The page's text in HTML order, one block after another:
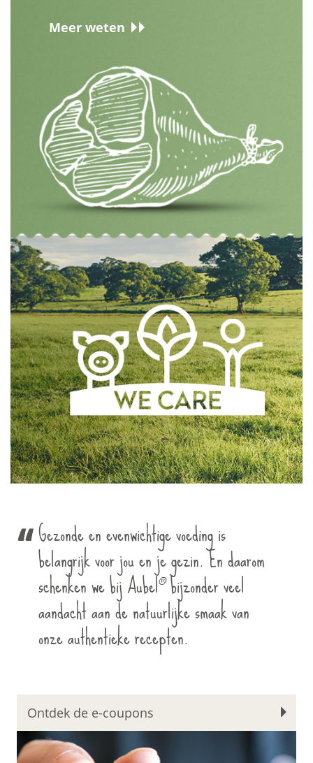
Meer weten
Gezonde en evenwichtige voeding is
belangrijk voor jou en je gezin. En daarom
schenken we bij Aubel®bijzonder veel
aandacht aan de natuurlijke smaak van
onze authentieke recepten.
Ontdek de e-coupons